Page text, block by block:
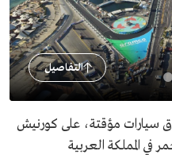
التفاصيل
سيارات مؤقتة، على كورنيش
في المملكة العربية